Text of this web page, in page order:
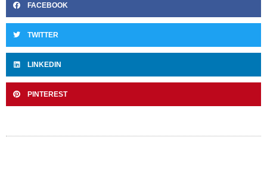
FACEBOOK
TWITTER
LINKEDIN
PINTEREST